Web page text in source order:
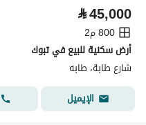
⃁45,000
800 م2
أرض سكنية للبيع في تبوك
شارع طابة، طابه
الإيميل